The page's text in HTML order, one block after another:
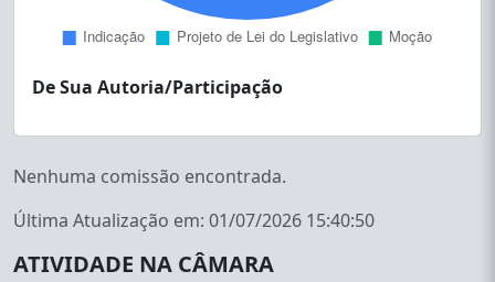
De Sua Autoria/Participação
Nenhuma comissão encontrada.
Última Atualização em: 01/07/2026 15:40:50
ATIVIDADE NA CÂMARA